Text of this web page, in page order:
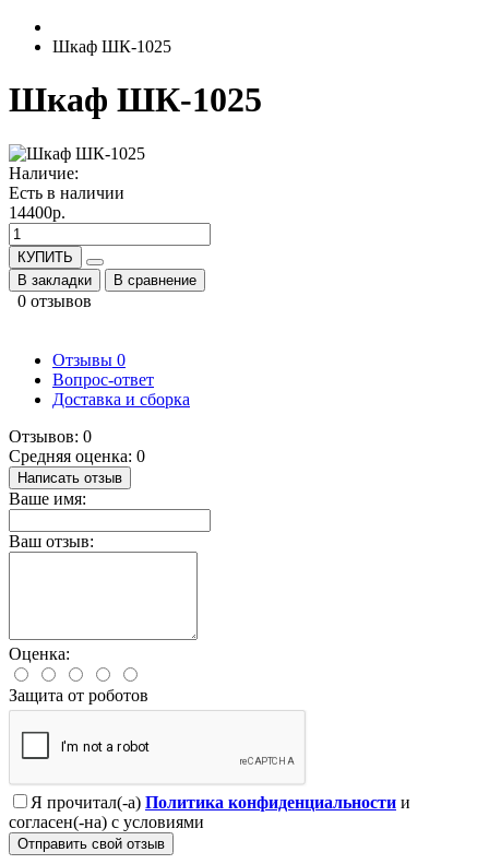
Шкаф ШК-1025
Шкаф ШК-1025
Наличие:
Есть в наличии
14400р.
КУПИТЬ
В закладки
В сравнение
0 отзывов
Отзывы 0
Вопрос-ответ
Доставка и сборка
Отзывов: 0
Средняя оценка: 0
Написать отзыв
Ваше имя:
Ваш отзыв:
Оценка:
Защита от роботов
Я прочитал(-а) Политика конфиденциальности и
согласен(-на) с условиями
Отправить свой отзыв